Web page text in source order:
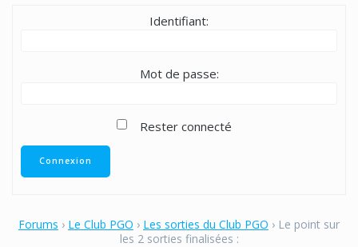
Identifiant:
Mot de passe:
Rester connecté
Connexion
Forums › Le Club PGO › Les sorties du Club PGO › Le point sur
les 2 sorties finalisées :